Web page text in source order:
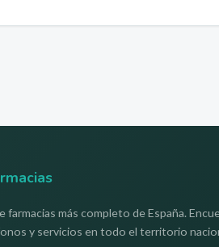
farmacias más completo de España.
y servicios en todo el territorio